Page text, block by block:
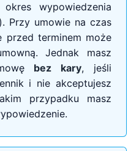
wypowiedzenia
Przy umowie na czas
przed terminem może
Jednak masz
bez kary, jeśli
i nie akceptujesz
przypadku masz